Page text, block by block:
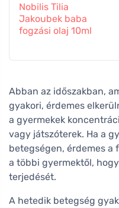
Nobilis Tilia
Jakoubek baba
fogzási olaj 10ml
Abban az időszakban,
gyakori, érdemes
a gyermekek
vagy játszóterek. Ha a
betegségen, érdemes a
a többi gyermektől,
terjedését.
A hetedik betegség